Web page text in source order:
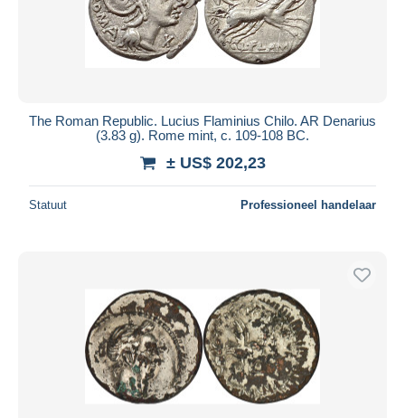
The Roman Republic. Lucius Flaminius Chilo. AR Denarius
(3.83 g). Rome mint, c. 109-108 BC.
± US$ 202,23
Statuut Professioneel handelaar